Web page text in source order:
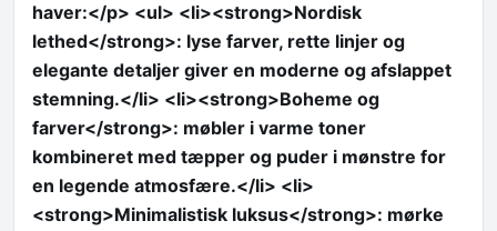
haver:</p> <ul> <li><strong>Nordisk
lethed</strong>: lyse farver, rette linjer og
elegante detaljer giver en moderne og afslappet
stemning.</li> <li><strong>Boheme og
farver</strong>: møbler i varme toner
kombineret med tæpper og puder i mønstre for
en legende atmosfære.</li> <li>
<strong>Minimalistisk luksus</strong>: mørke